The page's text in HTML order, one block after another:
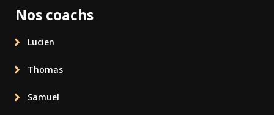
Nos coachs
Lucien
Thomas
Samuel